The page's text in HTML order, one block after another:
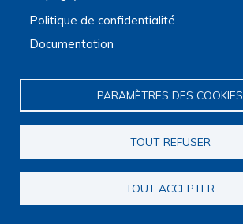
Bourgogne-Franche-Comté
BOURSIER Léa
Politique de confidentialité
Documentation
PARAMÈTRES DES COOKIES
TOUT REFUSER
TOUT ACCEPTER